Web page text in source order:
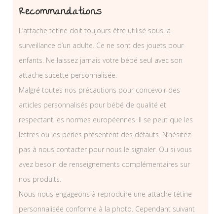
Recommandations
L’attache tétine doit toujours être utilisé sous la
surveillance d’un adulte. Ce ne sont des jouets pour
enfants. Ne laissez jamais votre bébé seul avec son
attache sucette personnalisée.
Malgré toutes nos précautions pour concevoir des
articles personnalisés pour bébé de qualité et
respectant les normes européennes. Il se peut que les
lettres ou les perles présentent des défauts. N’hésitez
pas à nous contacter pour nous le signaler. Ou si vous
avez besoin de renseignements complémentaires sur
nos produits.
Nous nous engageons à reproduire une attache tétine
personnalisée conforme à la photo. Cependant suivant